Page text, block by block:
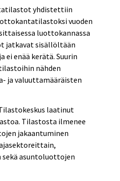
yhdistettiin
vuoden
luottokannassa
jatkavat sisällöltään
ei enää kerätä. Suurin
nähden
ja valuuttamääräisten
laatinut
Tilastosta ilmenee
jakaantuminen
asuntoluottojen